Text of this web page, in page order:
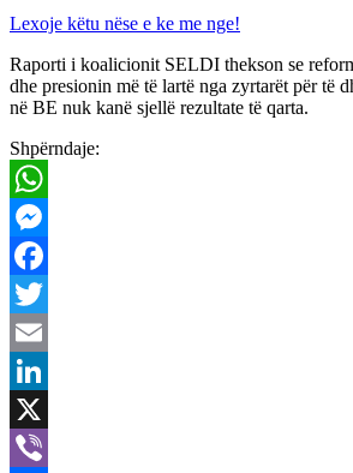
Share
Lexoje këtu nëse e ke me nge!
Raporti i koalicionit SELDI thekson se
dhe presionin më të lartë nga zyrtarët për të
në BE nuk kanë sjellë rezultate të qarta.
Shpërndaje:
WhatsApp
Messenger
Facebook
Twitter
Email
LinkedIn
X